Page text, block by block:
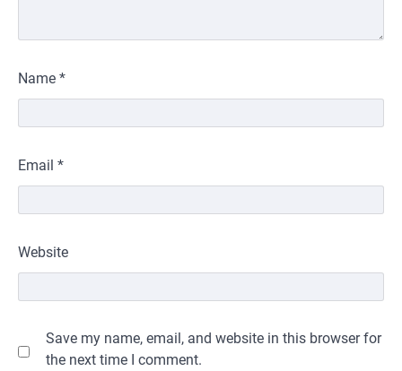
Name *
Email *
Website
Save my name, email, and website in this browser for
the next time I comment.